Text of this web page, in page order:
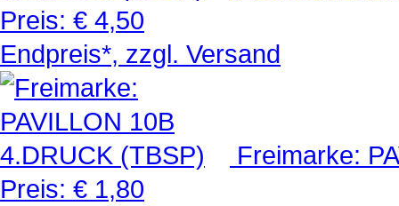
Preis: € 4,50
Endpreis*, zzgl. Versand
Freimarke:
Preis: € 1,80